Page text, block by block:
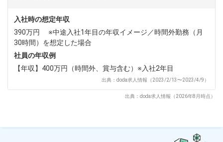
入社時の想定年収
390万円 ※中途入社1年目の年収イメージ／時間外勤務（月
30時間）を想定した場合
社員の年収例
【年収】400万円（時間外、賞与含む）※入社2年目
出典：doda求人情報（2023/2/13〜2023/4/9）
出典：doda求人情報（2026年8月時点）